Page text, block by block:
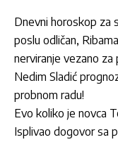
Dnevni horoskop za
poslu odličan,
nerviranje vezano za
Nedim Sladić
probnom radu!
Evo koliko je novca
Isplivao dogovor sa